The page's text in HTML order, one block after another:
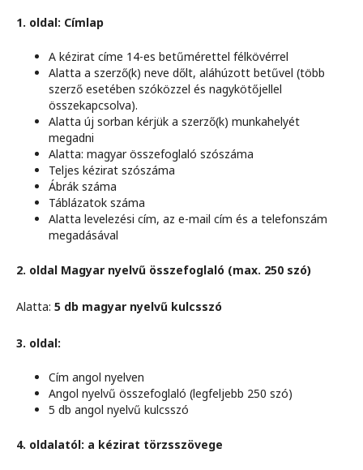
1. oldal: Címlap
A kézirat címe 14-es betűmérettel félkövérrel
Alatta a szerző(k) neve dőlt, aláhúzott betűvel (több
szerző esetében szóközzel és nagykötőjellel
összekapcsolva).
Alatta új sorban kérjük a szerző(k) munkahelyét
megadni
Alatta: magyar összefoglaló szószáma
Teljes kézirat szószáma
Ábrák száma
Táblázatok száma
Alatta levelezési cím, az e-mail cím és a telefonszám
megadásával
2. oldal Magyar nyelvű összefoglaló (max. 250 szó)
Alatta: 5 db magyar nyelvű kulcsszó
3. oldal:
Cím angol nyelven
Angol nyelvű összefoglaló (legfeljebb 250 szó)
5 db angol nyelvű kulcsszó
4. oldalatól: a kézirat törzsszövege